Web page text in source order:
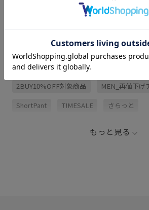
関連タグ
2BUY10%OFF対象商品 MEN_再値下げ
ShortPant TIMESALE さらっと
もっと見る